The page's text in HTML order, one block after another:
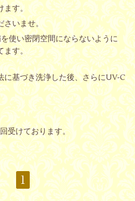
す。
さいませ。
使い密閉空間にならないように
ます。
に基づき洗浄した後、さらにUV-C
受けております。
1